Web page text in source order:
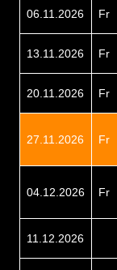
06.11.2026 Fr
13.11.2026 Fr
20.11.2026 Fr
27.11.2026 Fr
04.12.2026 Fr
11.12.2026